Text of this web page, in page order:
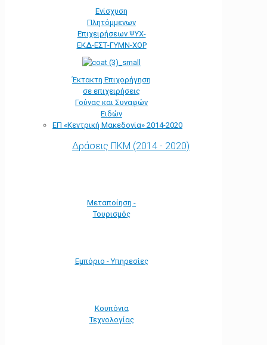
Ενίσχυση
Πλητόμμενων
Επιχειρήσεων ΨΥΧ-
ΕΚΔ-ΕΣΤ-ΓΥΜΝ-ΧΟΡ
Έκτακτη Επιχορήγηση
σε επιχειρήσεις
Γούνας και Συναφών
Ειδών
ΕΠ «Kεντρική Μακεδονία» 2014-2020
Δράσεις ΠΚΜ (2014 - 2020)
Μεταποίηση -
Τουρισμός
Εμπόριο - Υπηρεσίες
Κουπόνια
Τεχνολογίας